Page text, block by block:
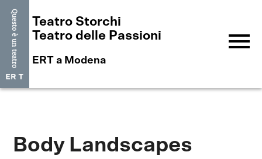
Teatro Storchi
Teatro delle Passioni
ERT a Modena
menu
Body Landscapes